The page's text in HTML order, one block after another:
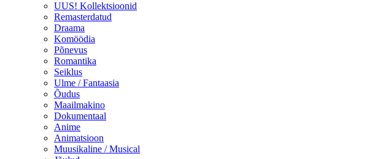
UUS! Kollektsioonid
Remasterdatud
Draama
Komöödia
Põnevus
Romantika
Seiklus
Ulme / Fantaasia
Õudus
Maailmakino
Dokumentaal
Anime
Animatsioon
Muusikaline / Musical